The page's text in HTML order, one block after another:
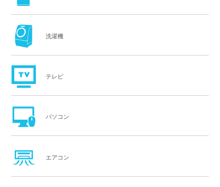
洗濯機
テレビ
パソコン
エアコン